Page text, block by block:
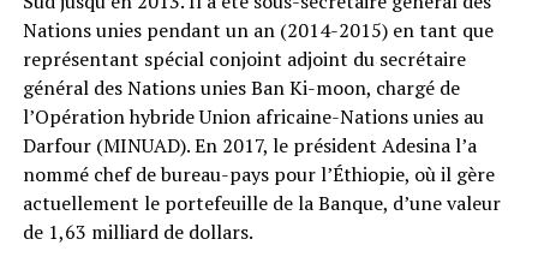
Nations unies pendant un an (2014-2015) en tant que
représentant spécial conjoint adjoint du secrétaire
général des Nations unies Ban Ki-moon, chargé de
l’Opération hybride Union africaine-Nations unies au
Darfour (MINUAD). En 2017, le président Adesina l’a
nommé chef de bureau-pays pour l’Éthiopie, où il gère
actuellement le portefeuille de la Banque, d’une valeur
de 1,63 milliard de dollars.